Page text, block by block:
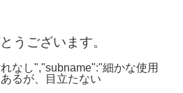
うございます。
なし","subname":"細かな使用
るが、目立たない